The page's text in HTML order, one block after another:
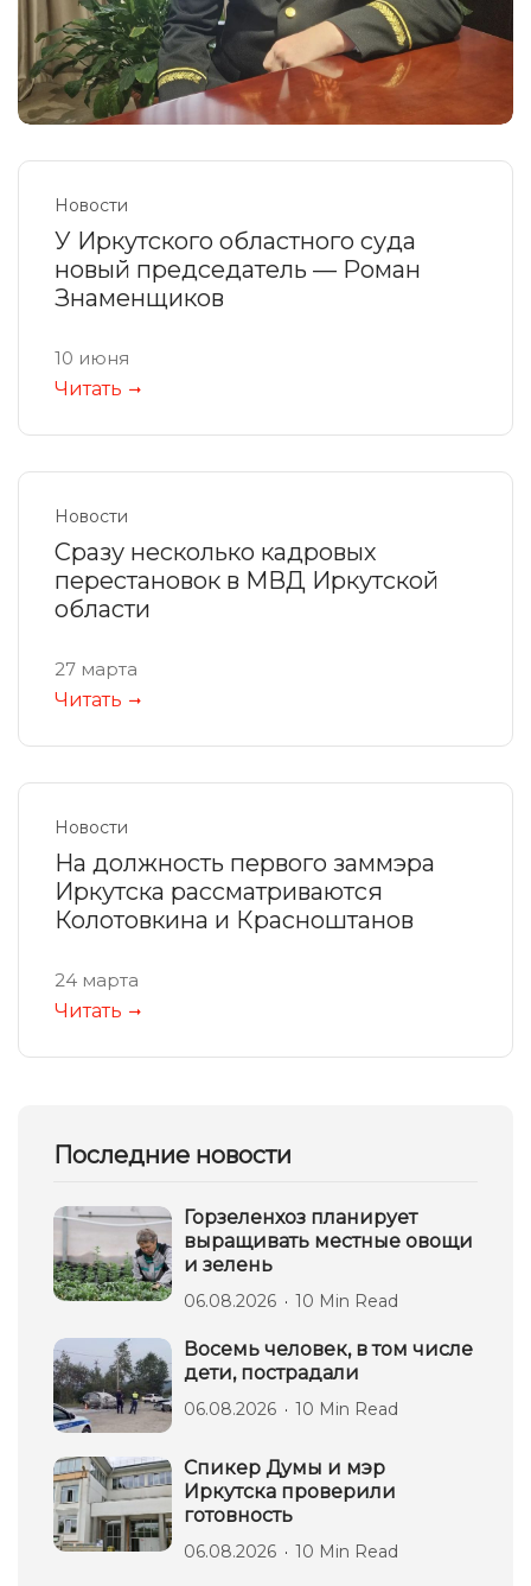
Новости
У Иркутского областного суда
новый председатель — Роман
Знаменщиков
10 июня
Читать
Новости
Сразу несколько кадровых
перестановок в МВД Иркутской
области
27 марта
Читать
Новости
На должность первого заммэра
Иркутска рассматриваются
Колотовкина и Красноштанов
24 марта
Читать
Последние новости
Горзеленхоз планирует
выращивать местные овощи
и зелень
06.08.2026 10 Min Read
Восемь человек, в том числе
дети, пострадали
06.08.2026 10 Min Read
Спикер Думы и мэр
Иркутска проверили
готовность
06.08.2026 10 Min Read